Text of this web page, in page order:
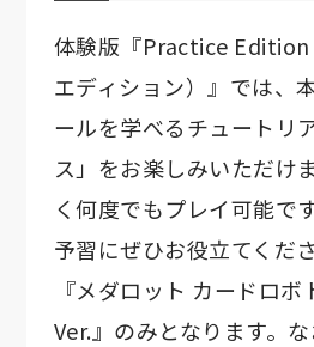
体験版『Practice Edition
エディション）』では、
ールを学べるチュートリ
ス」をお楽しみいただけ
く何度でもプレイ可能で
予習にぜひお役立てくだ
『メダロット カードロ
Ver.』のみとなります。